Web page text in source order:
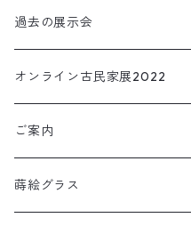
小物・インテリア
TORIOKI トリオキ
過去の展示会
オンライン古民家展2022
ご案内
蒔絵グラス